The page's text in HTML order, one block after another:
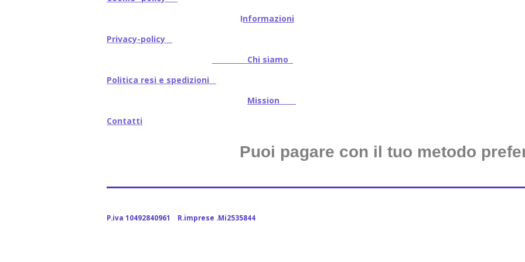
Informazioni
Privacy-policy
Chi siamo
Politica resi e spedizioni
Mission
Contatti
Puoi pagare con il tuo metodo
P.iva 10492840961 R.imprese .Mi2535844